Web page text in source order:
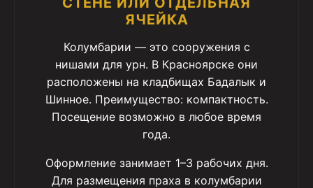
ЯЧЕЙКА
Колумбарии — это сооружения с
нишами для урн. В Красноярске они
расположены на кладбищах Бадалык и
Шинное. Преимущество: компактность.
Посещение возможно в любое время
года.
Оформление занимает 1–3 рабочих дня.
Для размещения праха в колумбарии